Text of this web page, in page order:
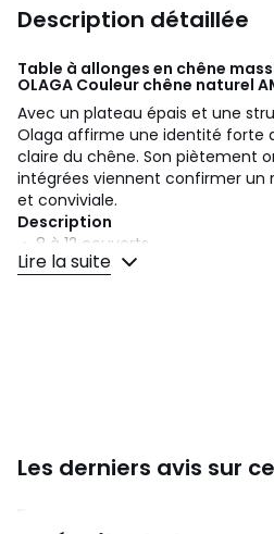
Description détaillée
Table à allonges en chêne
OLAGA Couleur chêne naturel
Avec un plateau épais et une
Olaga affirme une identité forte
claire du chêne. Son piètement
intégrées viennent confirmer un
et conviviale.
Description
• 8 à 12 couverts
• Structure et plateau en chêne
• Hauteur : 75 cm
Lire la suite
Les derniers avis sur